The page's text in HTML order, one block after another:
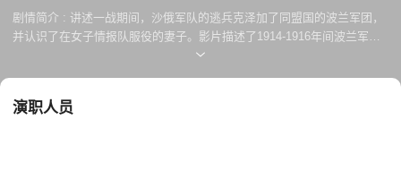
剧情简介 : 讲述一战期间，沙俄军队的逃兵克泽加了同盟国的波兰军团，
并认识了在女子情报队服役的妻子。影片描述了1914-1916年间波兰军团
经历的重大历史事件，除了男女主角是虚构人物外，片中其他配角如波兰
演职人员